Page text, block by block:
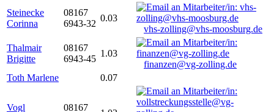
Steinecke
Corinna
08167
6943-32
0.03
vhs-zolling@vhs-moosburg.de
Thalmair
Brigitte
08167
6943-45
1.03
finanzen@vg-zolling.de
Toth Marlene
0.07
Vogl
08167